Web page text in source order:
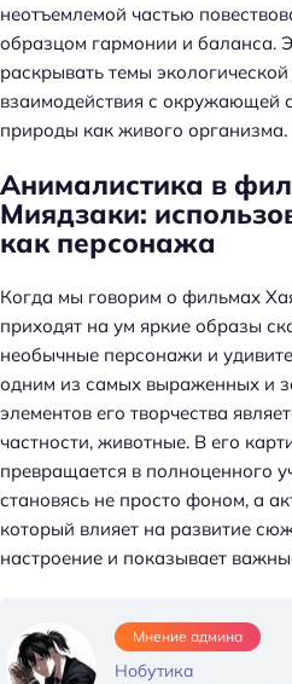
неотъемлемой частью
образцом гармонии и баланса.
раскрывать темы экологической
взаимодействия с окружающей
природы как живого организма.
Анималистика в
Миядзаки:
как персонажа
Когда мы говорим о фильмах
приходят на ум яркие образы
необычные персонажи и
одним из самых выраженных и
элементов его творчества
частности, животные. В его
превращается в полноценного
становясь не просто фоном, а
который влияет на развитие
настроение и показывает
Мнение админа
Нобутика